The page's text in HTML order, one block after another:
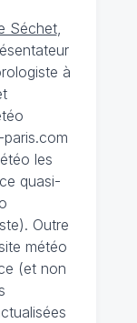
Séchet,
à
les
quasi-
Outre
météo
(et non